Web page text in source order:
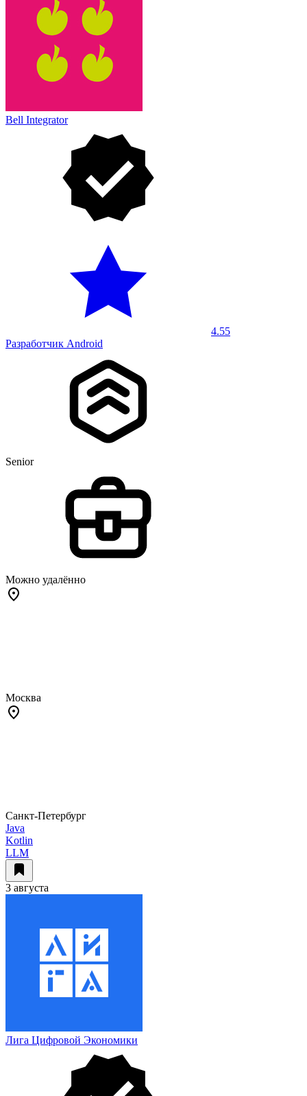
Bell Integrator
4.55
Разработчик Android
Senior
Можно удалённо
Москва
Санкт-Петербург
Java
Kotlin
LLM
3 августа
Лига Цифровой Экономики